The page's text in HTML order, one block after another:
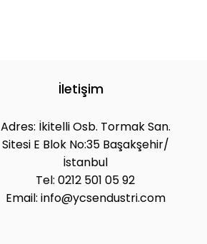
İletişim
Adres: İkitelli Osb. Tormak San.
Sitesi E Blok No:35 Başakşehir/
İstanbul
Tel: 0212 501 05 92
Email: info@ycsendustri.com